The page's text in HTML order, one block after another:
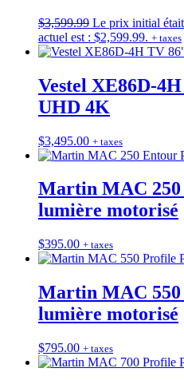
$3,599.99 Le prix initial
actuel est : $2,599.99. + taxes
Vestel XE86D-
UHD 4K
$3,495.00 + taxes
Martin MAC
lumière motorisé
$395.00 + taxes
Martin MAC
lumière motorisé
$795.00 + taxes